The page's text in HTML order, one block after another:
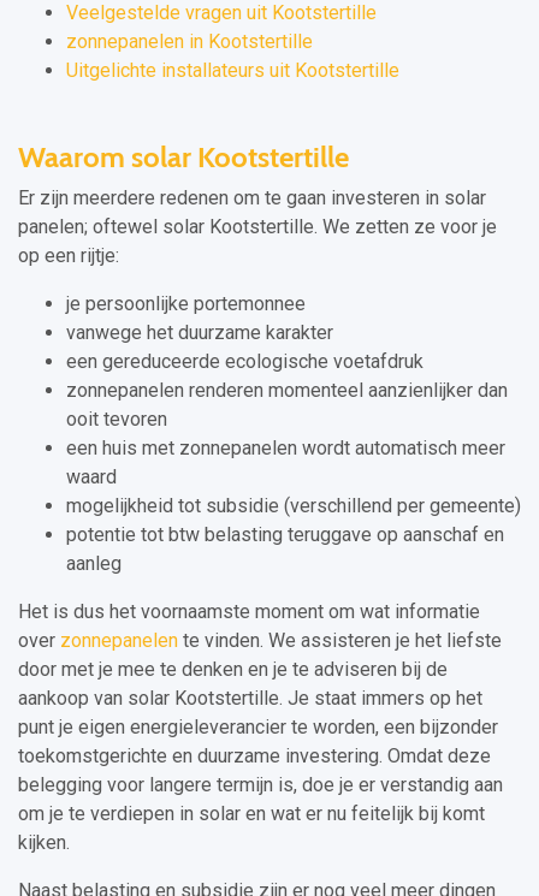
Veelgestelde vragen uit Kootstertille
zonnepanelen in Kootstertille
Uitgelichte installateurs uit Kootstertille
Waarom solar Kootstertille
Er zijn meerdere redenen om te gaan investeren in solar
panelen; oftewel solar Kootstertille. We zetten ze voor je
op een rijtje:
je persoonlijke portemonnee
vanwege het duurzame karakter
een gereduceerde ecologische voetafdruk
zonnepanelen renderen momenteel aanzienlijker dan
ooit tevoren
een huis met zonnepanelen wordt automatisch meer
waard
mogelijkheid tot subsidie (verschillend per gemeente)
potentie tot btw belasting teruggave op aanschaf en
aanleg
Het is dus het voornaamste moment om wat informatie
over zonnepanelen te vinden. We assisteren je het liefste
door met je mee te denken en je te adviseren bij de
aankoop van solar Kootstertille. Je staat immers op het
punt je eigen energieleverancier te worden, een bijzonder
toekomstgerichte en duurzame investering. Omdat deze
belegging voor langere termijn is, doe je er verstandig aan
om je te verdiepen in solar en wat er nu feitelijk bij komt
kijken.
Naast belasting en subsidie zijn er nog veel meer dingen